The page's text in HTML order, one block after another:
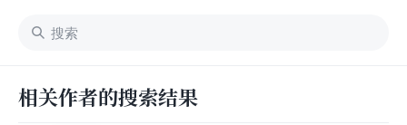
相关作者的搜索结果